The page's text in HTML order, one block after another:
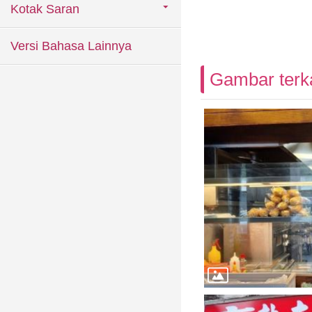
Kotak Saran
Versi Bahasa Lainnya
Gambar